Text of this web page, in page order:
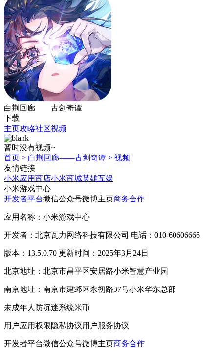
白荆回廊——古剑奇谭
下载
主页攻略社区视频
暂时没有视频~
首页 > 白荆回廊——古剑奇谭 > 视频
友情链接
小米应用商店小米商城英雄互娱
小米游戏中心
开发者平台微信公众号微博主页商务合作
应用名称：小米游戏中心
开发者：北京瓦力网络科技有限公司 电话：010-60606666
版本：13.5.0.70 更新时间：2025年3月24日
北京地址：北京市昌平区安居路小米智慧产业园
南京地址：南京市建邺区永初路37号小米华东总部
未成年人防沉迷系统米币
用户应用权限隐私协议用户服务协议
开发者平台微信公众号微博主页商务合作